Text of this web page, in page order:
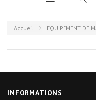
Accueil EQUIPEMENT DE
INFORMATIONS